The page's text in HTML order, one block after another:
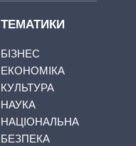
ТЕМАТИКИ
БІЗНЕС
ЕКОНОМІКА
КУЛЬТУРА
НАУКА
НАЦІОНАЛЬНА
БЕЗПЕКА